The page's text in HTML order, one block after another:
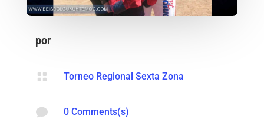
por
 Torneo Regional Sexta Zona
 0 Comments(s)